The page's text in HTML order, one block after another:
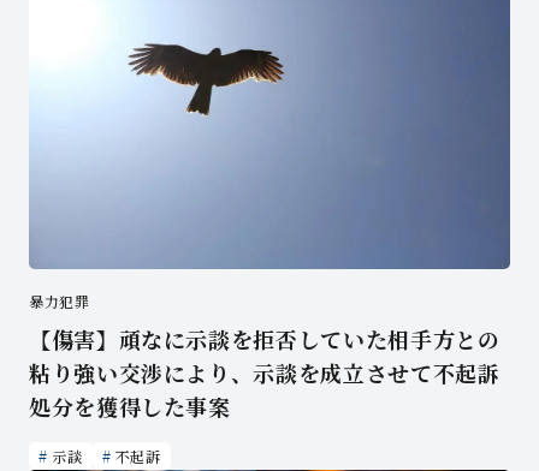
暴力犯罪
【傷害】頑なに示談を拒否していた相手方との
粘り強い交渉により、示談を成立させて不起訴
処分を獲得した事案
示談 不起訴